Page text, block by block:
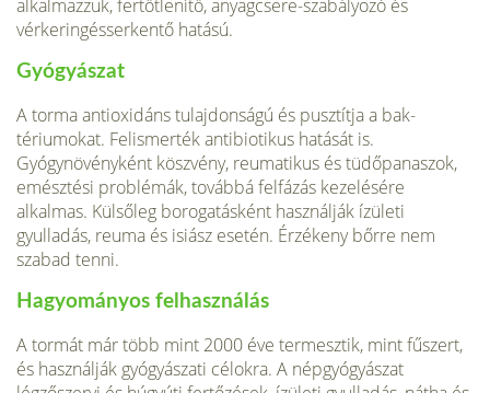
alkalmazzuk, fertőtlenítő, anyagcsere-szabályozó és
vérkeringésserkentő hatású.
Gyógyászat
A torma antioxidáns tulajdonságú és pusztítja a bak­
tériumokat. Felismerték antibiotikus hatását is.
Gyógynövényként köszvény, reumatikus és tüdőpa­naszok,
emésztési problémák, továbbá felfázás ke­zelésére
alkalmas. Külsőleg borogatásként hasz­nálják ízületi
gyulladás, reuma és isiász esetén. Ér­zékeny bőrre nem
szabad tenni.
Hagyományos felhasználás
A tormát már több mint 2000 éve termesztik, mint fűszert,
és használják gyógyászati célokra. A népgyógyászat